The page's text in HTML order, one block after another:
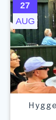
27
AUG